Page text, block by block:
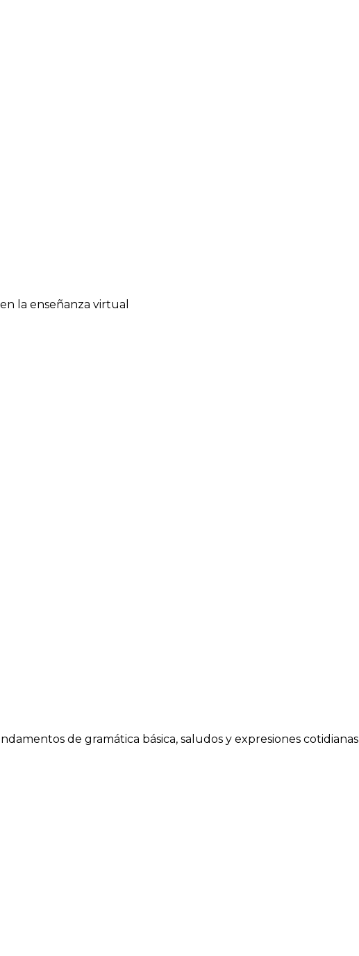
la enseñanza virtual
de gramática básica, saludos y expresiones cotidianas